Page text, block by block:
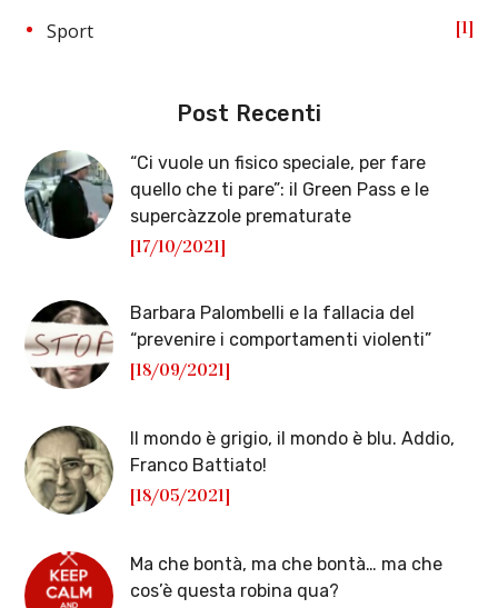
Sport 1
Post Recenti
“Ci vuole un fisico speciale, per fare
quello che ti pare”: il Green Pass e le
supercàzzole prematurate
[17/10/2021]
Barbara Palombelli e la fallacia del
“prevenire i comportamenti violenti”
[18/09/2021]
Il mondo è grigio, il mondo è blu. Addio,
Franco Battiato!
[18/05/2021]
Ma che bontà, ma che bontà… ma che
cos’è questa robina qua?